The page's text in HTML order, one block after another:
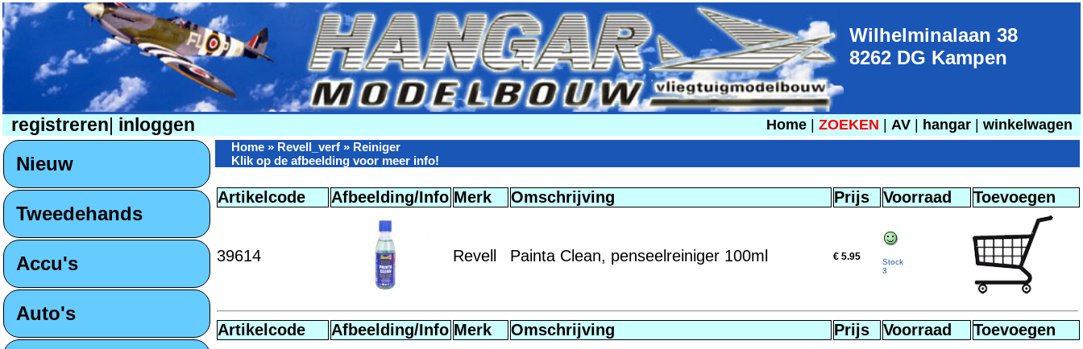
Wilhelminalaan 38
8262 DG Kampen
registreren inloggen Home ZOEKEN AV hangar winkelwagen
Nieuw
Tweedehands
Accu's
Auto's
Home » Revell_verf » Reiniger
Klik op de afbeelding voor meer info!
Artikelcode Afbeelding/Info Merk Omschrijving Prijs Voorraad Toevoegen
39614 Revell Painta Clean, penseelreiniger 100ml € 5.95
Stock
3
Artikelcode Afbeelding/Info Merk Omschrijving Prijs Voorraad Toevoegen